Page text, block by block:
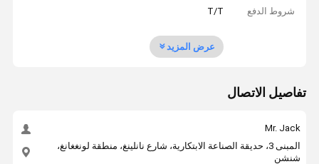
شروط الدفع T/T
عرض المزيد
تفاصيل الاتصال
Mr. Jack
المبنى 3، حديقة الصناعة الابتكارية، شارع نانلينغ، منطقة لونغغانغ،
شنشن